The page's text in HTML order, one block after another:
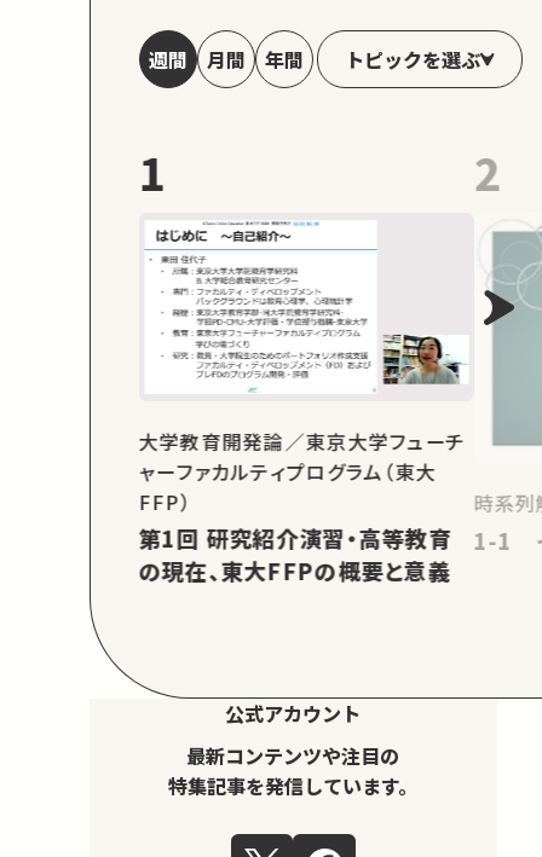
週間 月間 年間 トピックを選ぶ
1
大学教育開発論／東京大学フューチ
ャーファカルティプログラム（東大
FFP）
第1回 研究紹介演習・高等教育
の現在、東大FFPの概要と意義
2
時系列
1-1
公式アカウント
最新コンテンツや注目の
特集記事を発信しています。